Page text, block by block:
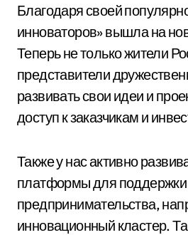
Благодаря своей
инноваторов» вышла на
Теперь не только жители
представители
развивать свои идеи и
доступ к заказчикам и
Также у нас активно
платформы для
предпринимательства,
инновационный кластер.